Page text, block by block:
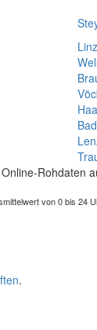
Rohdaten
von 0 bis 24
.